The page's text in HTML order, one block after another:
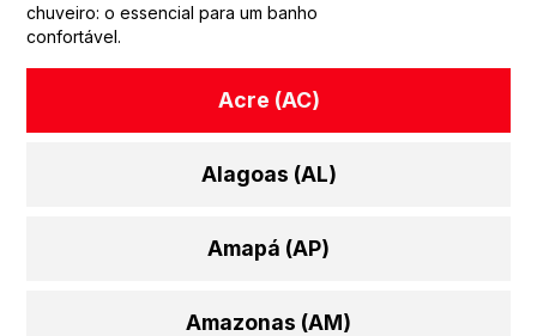
chuveiro: o essencial para um banho
confortável.
Acre (AC)
Alagoas (AL)
Amapá (AP)
Amazonas (AM)